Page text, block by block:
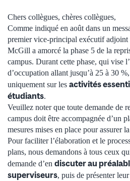
Chers collègues, chères collègues,
Comme indiqué en août dans un
premier vice-principal exécutif adjoint
McGill a amorcé la phase 5 de la
campus. Durant cette phase, qui vise
d’occupation allant jusqu’à 25 à 30
uniquement sur les activités
étudiants.
Veuillez noter que toute demande de
campus doit être accompagnée d’un
mesures mises en place pour assurer
Pour faciliter l’élaboration et le
plans, nous demandons à tous ceux
demande d’en discuter au
superviseurs, puis de présenter